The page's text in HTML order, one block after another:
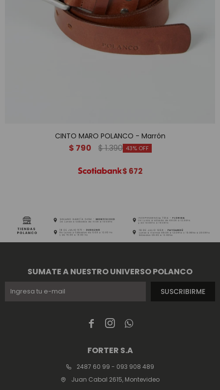
CINTO MARO POLANCO - Marrón
$ 790 $1.390 43
$ 672
  
FORTER S.A
2487 60 99 - 093 908 489
Juan Cabal 2615, Montevideo
SUMATE A NUESTRO UNIVERSO POLANCO
SUSCRIBIRME